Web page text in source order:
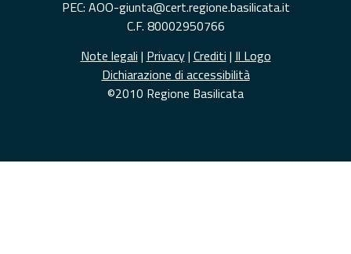
PEC: AOO-giunta@cert.regione.basilicata.it
C.F. 80002950766
Note legali | Privacy| Crediti | Il Logo
Dichiarazione di accessibilità
©2010 Regione Basilicata